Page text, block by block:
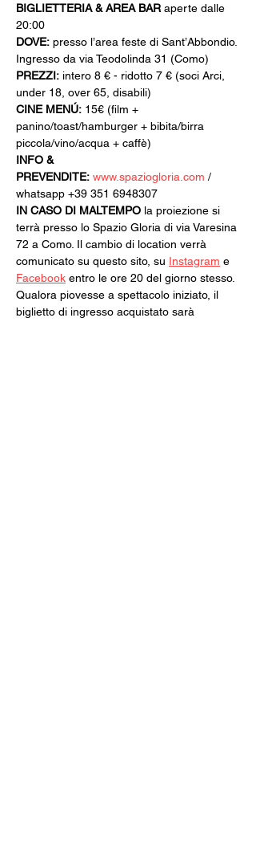
BIGLIETTERIA & AREA BAR aperte dalle
20:00
DOVE: presso l’area feste di Sant’Abbondio.
Ingresso da via Teodolinda 31 (Como)
PREZZI: intero 8 € - ridotto 7 € (soci Arci,
under 18, over 65, disabili)
CINE MENÚ: 15€ (film +
panino/toast/hamburger + bibita/birra
piccola/vino/acqua + caffè)
INFO &
PREVENDITE: www.spaziogloria.com /
whatsapp +39 351 6948307
IN CASO DI MALTEMPO la proiezione si
terrà presso lo Spazio Gloria di via Varesina
72 a Como. Il cambio di location verrà
comunicato su questo sito, su Instagram e
Facebook entro le ore 20 del giorno stesso.
Qualora piovesse a spettacolo iniziato, il
biglietto di ingresso acquistato sarà